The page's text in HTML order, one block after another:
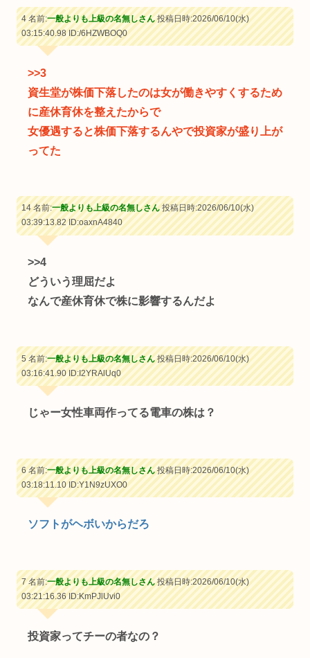
4 名前:一般よりも上級の名無しさん投稿日時:2026/06/10(水)
03:15:40.98ID:/6HZWBOQ0
>>3
資生堂が株価下落したのは女が働きやすくするため
に産休育休を整えたからで
女優遇すると株価下落するんやで投資家が盛り上が
ってた
14 名前:一般よりも上級の名無しさん投稿日時:2026/06/10(水)
03:39:13.82ID:oaxnA4840
>>4
どういう理屈だよ
なんで産休育休で株に影響するんだよ
5 名前:一般よりも上級の名無しさん投稿日時:2026/06/10(水)
03:16:41.90ID:I2YRAlUq0
じゃー女性車両作ってる電車の株は？
6 名前:一般よりも上級の名無しさん投稿日時:2026/06/10(水)
03:18:11.10ID:Y1N9zUXO0
ソフトがヘボいからだろ
7 名前:一般よりも上級の名無しさん投稿日時:2026/06/10(水)
03:21:16.36ID:KmPJlUvi0
投資家ってチーの者なの？